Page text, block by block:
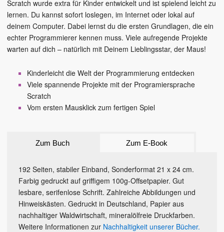
Scratch wurde extra für Kinder entwickelt und ist spielend leicht zu
lernen. Du kannst sofort loslegen, im Internet oder lokal auf
deinem Computer. Dabei lernst du die ersten Grundlagen, die ein
echter Programmierer kennen muss. Viele aufregende Projekte
warten auf dich – natürlich mit Deinem Lieblingsstar, der Maus!
Kinderleicht die Welt der Programmierung entdecken
Viele spannende Projekte mit der Programiersprache
Scratch
Vom ersten Mausklick zum fertigen Spiel
Zum Buch Zum E-Book
192 Seiten, stabiler Einband, Sonderformat 21 x 24 cm.
Farbig gedruckt auf griffigem 100g-Offsetpapier. Gut
lesbare, serifenlose Schrift. Zahlreiche Abbildungen und
Hinweiskästen. Gedruckt in Deutschland, Papier aus
nachhaltiger Waldwirtschaft, mineralölfreie Druckfarben.
Weitere Informationen zur Nachhaltigkeit unserer Bücher.